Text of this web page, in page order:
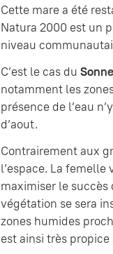
Cette mare a été
Natura 2000 est un
niveau
C’est le cas du
notamment les
présence de l’eau
d’aout.
Contrairement aux
l’espace. La
maximiser le succès
végétation se sera
zones humides
est ainsi très